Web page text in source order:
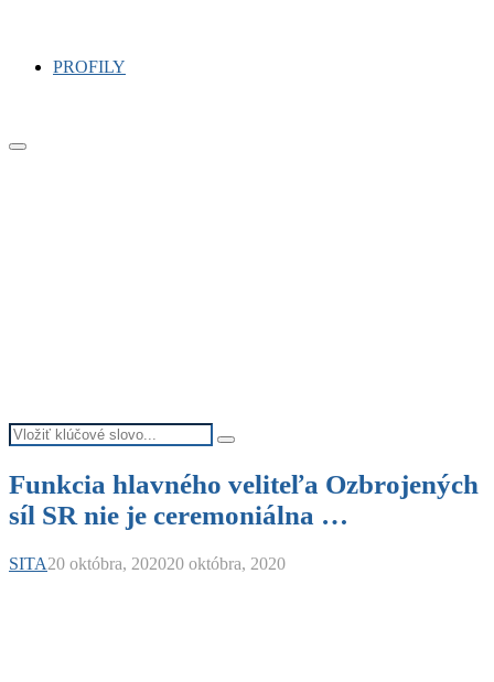
PROFILY
Primary
Search
for:
Search
Funkcia hlavného veliteľa Ozbrojených
síl SR nie je ceremoniálna …
SITA20 októbra, 202020 októbra, 2020